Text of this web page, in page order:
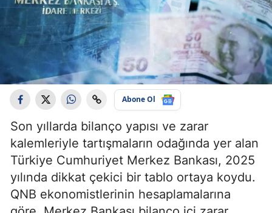
Abone Ol
Son yıllarda bilanço yapısı ve zarar
kalemleriyle tartışmaların odağında yer alan
Türkiye Cumhuriyet Merkez Bankası, 2025
yılında dikkat çekici bir tablo ortaya koydu.
QNB ekonomistlerinin hesaplamalarına